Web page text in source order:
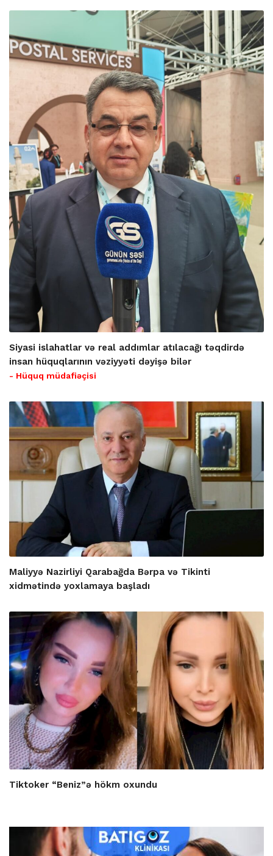
Siyasi islahatlar və real addımlar atılacağı təqdirdə
insan hüquqlarının vəziyyəti dəyişə bilər
- Hüquq müdafiəçisi
Maliyyə Nazirliyi Qarabağda Bərpa və Tikinti
xidmətində yoxlamaya başladı
Tiktoker “Beniz”ə hökm oxundu